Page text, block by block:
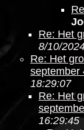
Re: Het
8/10/
Re: Het
september
18:29:07
Re: Het
16:29:45